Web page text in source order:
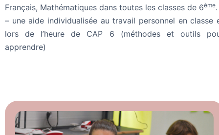
Français, Mathématiques dans toutes les classes de 6ème.
– une aide individualisée au travail personnel en classe
lors de l’heure de CAP 6 (méthodes et outils
apprendre)